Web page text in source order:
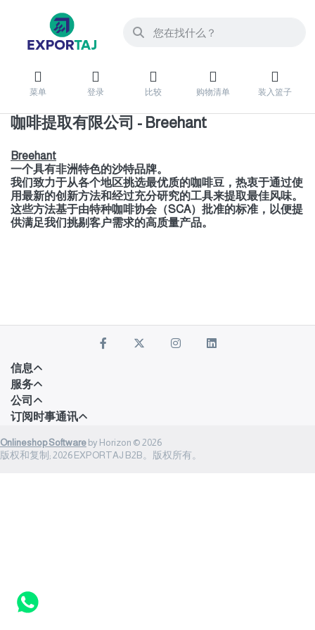
菜单 登录 比较 购物清单 装入篮子
咖啡提取有限公司 - Breehant
Breehant
一个具有非洲特色的沙特品牌。
我们致力于从各个地区挑选最优质的咖啡豆，热衷于通过使
用最新的创新方法和经过充分研究的工具来提取最佳风味。
这些方法基于由特种咖啡协会（SCA）批准的标准，以便提
供满足我们挑剔客户需求的高质量产品。
信息
服务
公司
订阅时事通讯
Onlineshop Software by Horizon © 2026
版权和复制; 2026 EXPORTAJ B2B。版权所有。